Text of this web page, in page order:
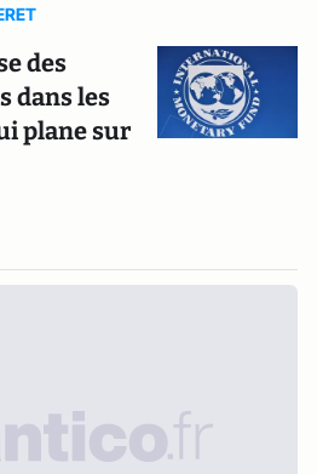
des
dans les
plane sur